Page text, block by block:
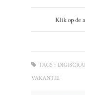
Klik op de
TAGS :
VAKANTIE